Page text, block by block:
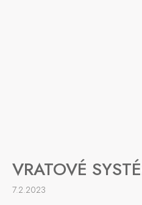
VRATOVÉ
7.2.2023